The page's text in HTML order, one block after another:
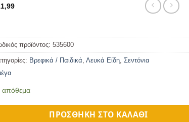
προϊόντος: 535600
Βρεφικά / Παιδικά, Λευκά Είδη, Σεντόνια
απόθεμα
ΠΡΟΣΘΉΚΗ ΣΤΟ ΚΑΛΆΘΙ